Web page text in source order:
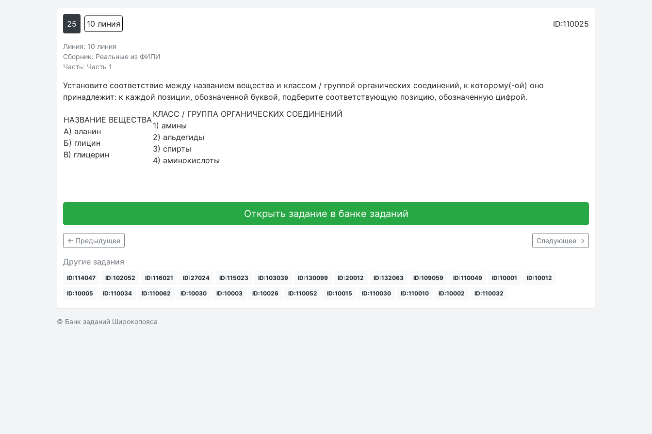
25 10 линия ID:110025
Линия: 10 линия
Сборник: Реальные из ФИПИ
Часть: Часть 1
Установите соответствие между названием вещества и классом / группой органических соединений, к которому(-ой) оно
принадлежит: к каждой позиции, обозначенной буквой, подберите соответствующую позицию, обозначенную цифрой.
НАЗВАНИЕ ВЕЩЕСТВА
А) аланин
Б) глицин
В) глицерин
КЛАСС / ГРУППА ОРГАНИЧЕСКИХ СОЕДИНЕНИЙ
1) амины
2) альдегиды
3) спирты
4) аминокислоты
Открыть задание в банке заданий
← Предыдущее Следующее →
Другие задания
ID:114047 ID:102052 ID:116021 ID:27024 ID:115023 ID:103039 ID:130099 ID:20012 ID:132063 ID:109059 ID:110049 ID:10001 ID:10012
ID:10005 ID:110034 ID:110062 ID:10030 ID:10003 ID:10026 ID:110052 ID:10015 ID:110030 ID:110010 ID:10002 ID:110032
© Банк заданий Широкопояса